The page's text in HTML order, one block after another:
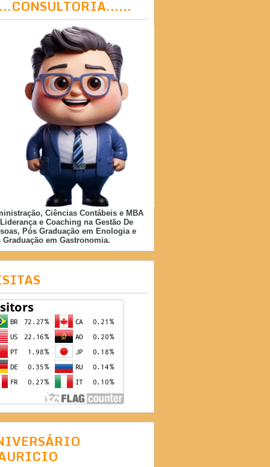
Ciências Contábeis e MBA
e Coaching na Gestão De
Pós Graduação em Enologia e
Graduação em Gastronomia.